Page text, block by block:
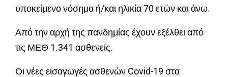
υποκείμενο νόσημα ή/και ηλικία 70 ετών και άνω.
Από την αρχή της πανδημίας έχουν εξέλθει από
τις ΜΕΘ 1.341 ασθενείς.
Οι νέες εισαγωγές ασθενών Covid-19 στα